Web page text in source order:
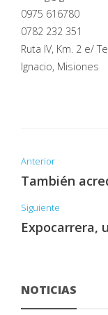
0975 616780
0782 232 351
Ruta IV, Km. 2 e/
Ignacio, Misiones
Anterior
También
Siguiente
Expocarrera,
NOTICIAS